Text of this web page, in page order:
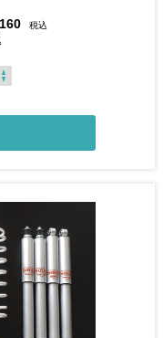
税込